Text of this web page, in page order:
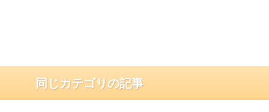
同じカテゴリの記事